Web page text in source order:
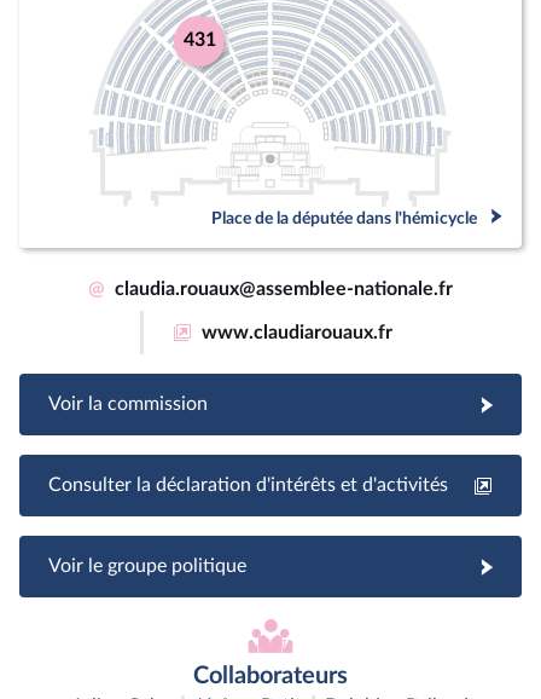
431
Place de la députée dans l'hémicycle
@ claudia.rouaux@assemblee-nationale.fr
www.claudiarouaux.fr
Voir la commission
Consulter la déclaration d'intérêts et d'activités
Voir le groupe politique
Collaborateurs